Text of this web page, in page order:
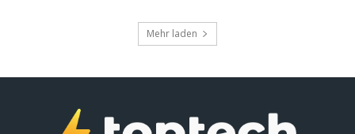
Mehr laden